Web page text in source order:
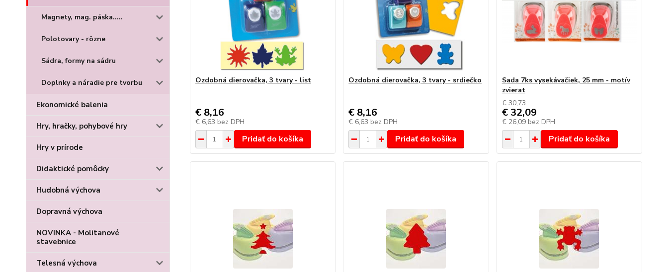
Magnety, mag. páska.....
Polotovary - rôzne
Sádra, formy na sádru
Doplnky a náradie pre tvorbu
Ekonomické balenia
Hry, hračky, pohybové hry
Hry v prírode
Didaktické pomôcky
Hudobná výchova
Dopravná výchova
NOVINKA - Molitanové
stavebnice
Telesná výchova
Ozdobná dierovačka, 3 tvary - list
€ 8,16
€ 6,63 bez DPH
Pridať do košíka
Ozdobná dierovačka, 3 tvary - srdiečko
€ 8,16
€ 6,63 bez DPH
Pridať do košíka
Sada 7ks vysekávačiek, 25 mm - motív
zvierat
€ 30,73
€ 32,09
€ 26,09 bez DPH
Pridať do košíka